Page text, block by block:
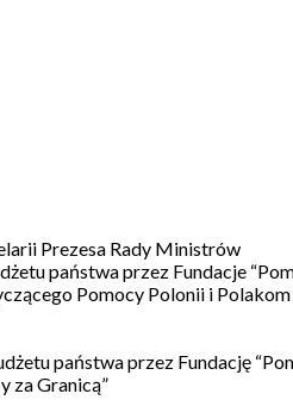
Prezesa Rady Ministrów
państwa przez Fundacje
Pomocy Polonii i
państwa przez Fundację
za Granicą”